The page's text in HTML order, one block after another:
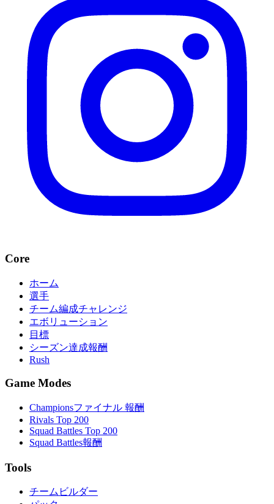
Core
ホーム
選手
チーム編成チャレンジ
エボリューション
目標
シーズン達成報酬
Rush
Game Modes
Championsファイナル 報酬
Rivals Top 200
Squad Battles Top 200
Squad Battles報酬
Tools
チームビルダー